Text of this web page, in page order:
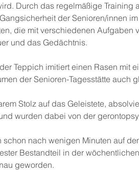
Durch das regelmäßige Training
der Senioren/innen
die mit verschiedenen Aufgaben
und das Gedächtnis.
Teppich imitiert einen Rasen mit
der Senioren-Tagesstätte auch
Stolz auf das Geleistete,
wurden dabei von der
nach wenigen Minuten auf
Bestandteil in der
geworden.